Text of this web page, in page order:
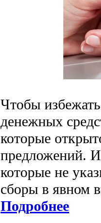
Чтобы
денежных
которые
предложений.
которые не
сборы в явном
Подробнее